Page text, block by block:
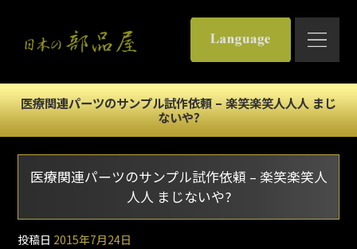
医療関連パーツのサンプル試作依頼 – 楽笑楽笑人人人 まじ
ないや?
医療関連パーツのサンプル試作依頼 – 楽笑楽笑人
人人 まじないや?
投稿日 2015年7月24日